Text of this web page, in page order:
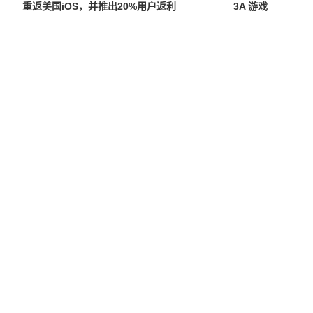
重返美国iOS，并推出20%用户返利 3A 游戏